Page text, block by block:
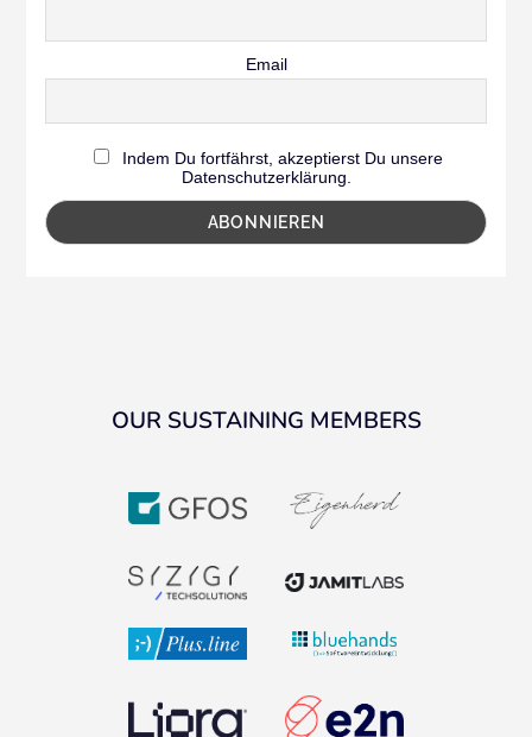
Email
Indem Du fortfährst, akzeptierst Du unsere
Datenschutzerklärung.
OUR SUSTAINING MEMBERS